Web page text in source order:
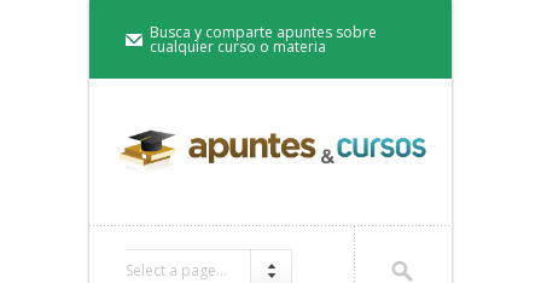
Busca y comparte apuntes sobre
cualquier curso o materia
Select a page...